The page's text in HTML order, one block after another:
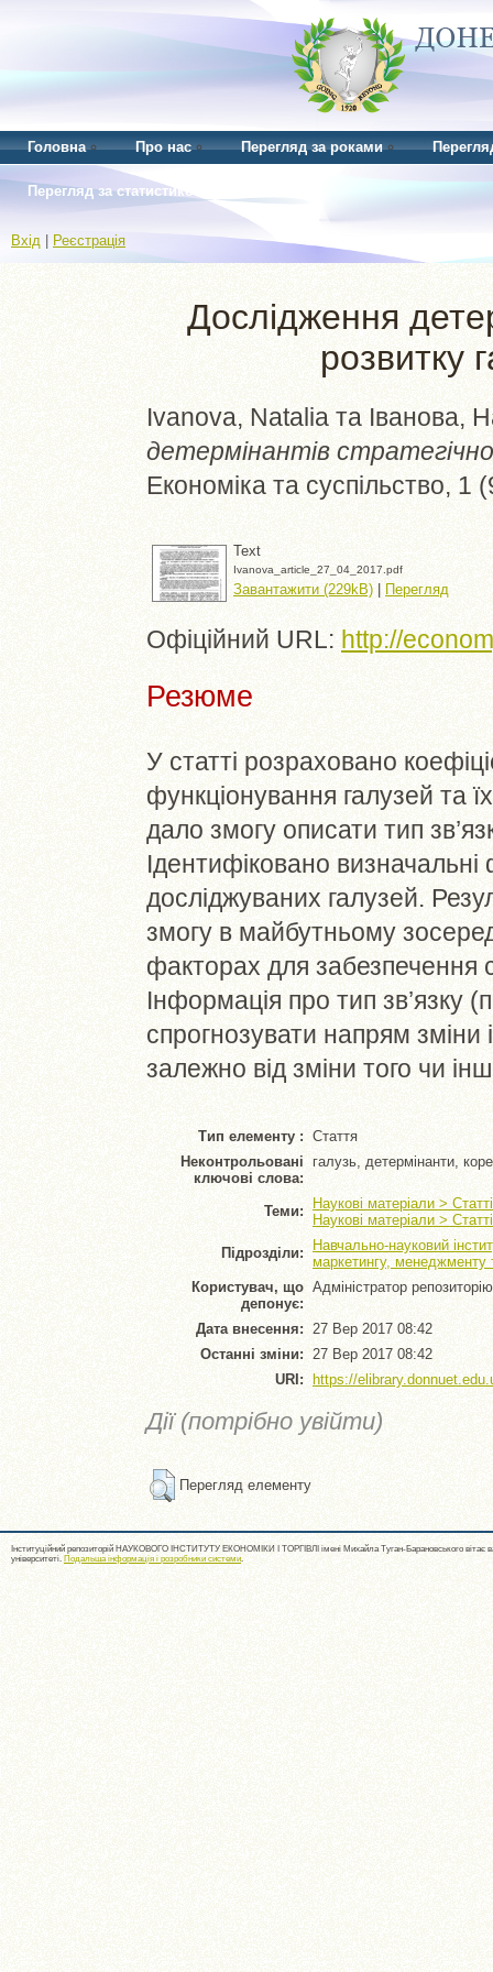
Головна Про нас Перегляд за роками
Перегляд за статистикою
Вхід Реєстрація
Дослідження
розвитку
Ivanova, Natalia та Іванова,
детермінантів
Економіка та суспільство,
Text
Ivanova_article_27_04_2017.pdf
Завантажити (229kB) | Перегляд
Офіційний URL: http://
Резюме
У статті розраховано
функціонування галузей та
дало змогу описати тип
Ідентифіковано визначальні
досліджуваних галузей.
змогу в майбутньому
факторах для забезпечення
Інформація про тип зв’язку
спрогнозувати напрям зміни
залежно від зміни того чи
Тип елементу : Стаття
Неконтрольовані
ключові слова:
галузь, детермінанти,
Теми:
Наукові матеріали >
Наукові матеріали >
Підрозділи:
Навчально-науковий
маркетингу, менеджменту
Користувач, що
депонує:
Адміністратор репозиторію
Дата внесення: 27 Вер 2017 08:42
Останні зміни: 27 Вер 2017 08:42
URI:
https://
Дії (потрібно увійти)
Перегляд елементу
Інституційний репозиторій НАУКОВОГО ІНСТИТУТУ ЕКОНОМІКИ І ТОРГІВЛІ імені Михайла Туган-Барановського вітає
університеті. Подальша інформація і розробники системи